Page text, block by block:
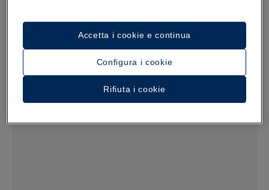
Configura i cookie
Rifiuta i cookie
Accetta i cookie e continua